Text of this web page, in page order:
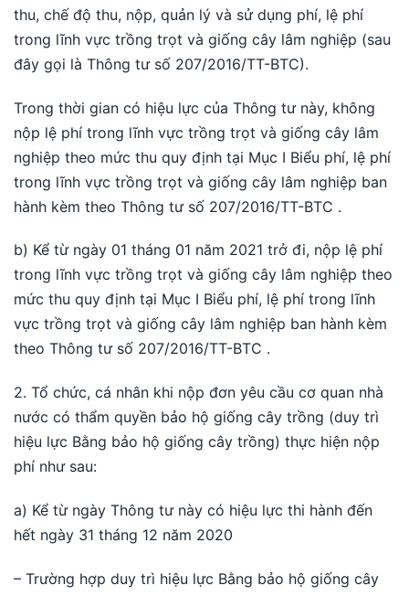
thu, chế độ thu, nộp, quản lý và sử dụng phí, lệ phí
trong lĩnh vực trồng trọt và giống cây lâm nghiệp (sau
đây gọi là Thông tư số 207/2016/TT-BTC).
Trong thời gian có hiệu lực của Thông tư này, không
nộp lệ phí trong lĩnh vực trồng trọt và giống cây lâm
nghiệp theo mức thu quy định tại Mục I Biểu phí, lệ phí
trong lĩnh vực trồng trọt và giống cây lâm nghiệp ban
hành kèm theo Thông tư số 207/2016/TT-BTC .
b) Kể từ ngày 01 tháng 01 năm 2021 trở đi, nộp lệ phí
trong lĩnh vực trồng trọt và giống cây lâm nghiệp theo
mức thu quy định tại Mục I Biểu phí, lệ phí trong lĩnh
vực trồng trọt và giống cây lâm nghiệp ban hành kèm
theo Thông tư số 207/2016/TT-BTC .
2. Tổ chức, cá nhân khi nộp đơn yêu cầu cơ quan nhà
nước có thẩm quyền bảo hộ giống cây trồng (duy trì
hiệu lực Bằng bảo hộ giống cây trồng) thực hiện nộp
phí như sau:
a) Kể từ ngày Thông tư này có hiệu lực thi hành đến
hết ngày 31 tháng 12 năm 2020
– Trường hợp duy trì hiệu lực Bằng bảo hộ giống cây